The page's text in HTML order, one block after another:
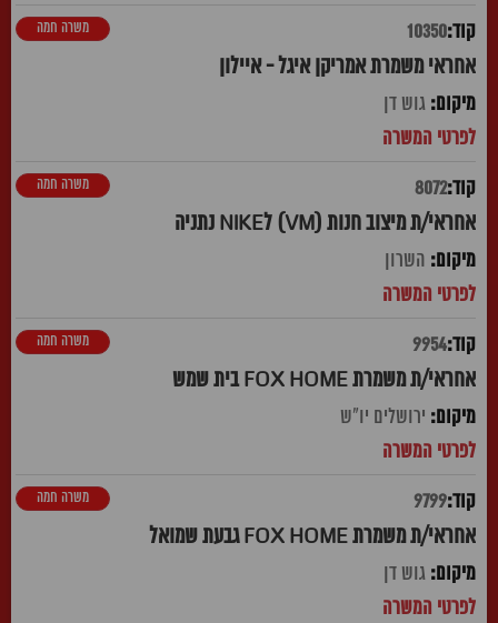
10350
אחראי משמרת אמריקן איגל - איילון
משרה חמה
גוש דן
8072
אחראי/ת מיצוב חנות (VM) לNIKE נתניה
משרה חמה
השרון
9954
אחראי/ת משמרת FOX HOME בית שמש
משרה חמה
ירושלים יו"ש
9799
אחראי/ת משמרת FOX HOME גבעת שמואל
משרה חמה
גוש דן